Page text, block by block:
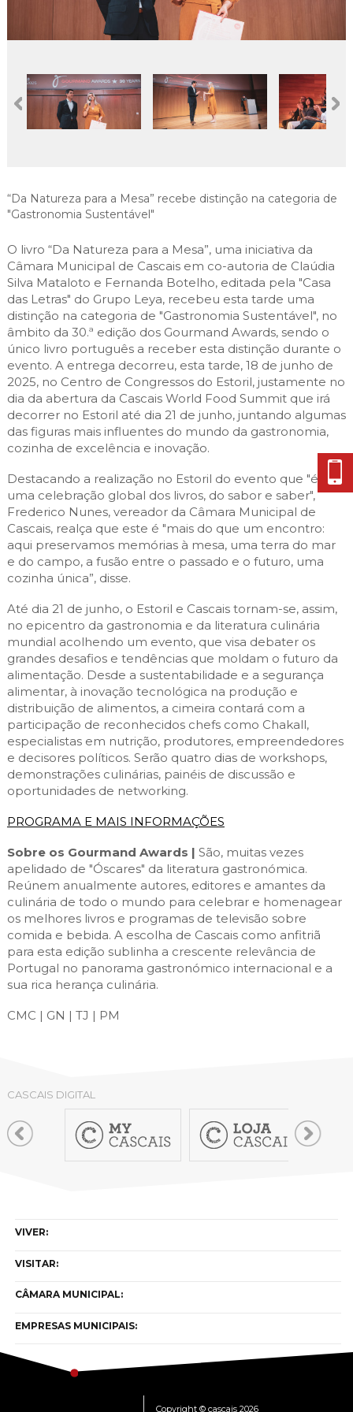
Planeamento Estratégico
Urbanismo
Economia & Inovação
Qualidade de vida
Sociedade & Educação
Agenda do executivo
ESTUDAR
TEMPOS LIVRES
INVESTIR EM CASCAIS
MAPA DO PORTAL
“Da Natureza para a Mesa” recebe distinção na categoria de
"Gastronomia Sustentável"
O livro “Da Natureza para a Mesa”, uma iniciativa da
Câmara Municipal de Cascais em co-autoria de Claúdia
Silva Mataloto e Fernanda Botelho, editada pela "Casa
das Letras" do Grupo Leya, recebeu esta tarde uma
distinção na categoria de "Gastronomia Sustentável", no
âmbito da 30.ª edição dos Gourmand Awards, sendo o
único livro português a receber esta distinção durante o
evento. A entrega decorreu, esta tarde, 18 de junho de
2025, no Centro de Congressos do Estoril, justamente no
dia da abertura da Cascais World Food Summit que irá
decorrer no Estoril até dia 21 de junho, juntando algumas
das figuras mais influentes do mundo da gastronomia,
cozinha de excelência e inovação.
Destacando a realização no Estoril do evento que "é
uma celebração global dos livros, do sabor e saber",
Frederico Nunes, vereador da Câmara Municipal de
Cascais, realça que este é "mais do que um encontro:
aqui preservamos memórias à mesa, uma terra do mar
e do campo, a fusão entre o passado e o futuro, uma
cozinha única”, disse.
Até dia 21 de junho, o Estoril e Cascais tornam-se, assim,
no epicentro da gastronomia e da literatura culinária
mundial acolhendo um evento, que visa debater os
grandes desafios e tendências que moldam o futuro da
alimentação. Desde a sustentabilidade e a segurança
alimentar, à inovação tecnológica na produção e
distribuição de alimentos, a cimeira contará com a
participação de reconhecidos chefs como Chakall,
especialistas em nutrição, produtores, empreendedores
e decisores políticos. Serão quatro dias de workshops,
demonstrações culinárias, painéis de discussão e
oportunidades de networking.
PROGRAMA E MAIS INFORMAÇÕES
Sobre os Gourmand Awards | São, muitas vezes
apelidado de "Óscares" da literatura gastronómica.
Reúnem anualmente autores, editores e amantes da
culinária de todo o mundo para celebrar e homenagear
os melhores livros e programas de televisão sobre
comida e bebida. A escolha de Cascais como anfitriã
para esta edição sublinha a crescente relevância de
Portugal no panorama gastronómico internacional e a
sua rica herança culinária.
CMC | GN | TJ | PM
CASCAIS DIGITAL
VIVER:
VISITAR:
CÂMARA MUNICIPAL:
EMPRESAS MUNICIPAIS:
Copyright © cascais 2026